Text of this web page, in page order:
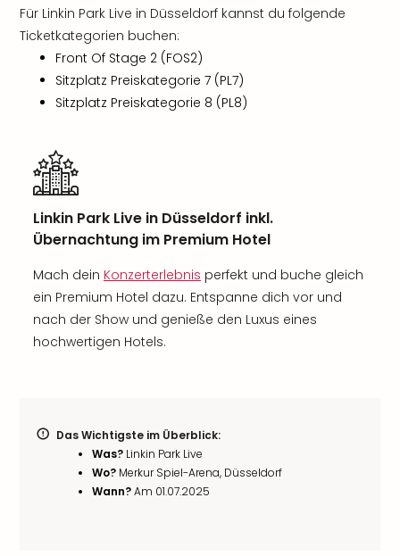
Für Linkin Park Live in Düsseldorf kannst du folgende
Ticketkategorien buchen:
Front Of Stage 2 (FOS2)
Sitzplatz Preiskategorie 7 (PL7)
Sitzplatz Preiskategorie 8 (PL8)
Linkin Park Live in Düsseldorf inkl.
Übernachtung im Premium Hotel
Mach dein Konzerterlebnis perfekt und buche gleich
ein Premium Hotel dazu. Entspanne dich vor und
nach der Show und genieße den Luxus eines
hochwertigen Hotels.
Das Wichtigste im Überblick:
Was? Linkin Park Live
Wo? Merkur Spiel-Arena, Düsseldorf
Wann?Am 01.07.2025